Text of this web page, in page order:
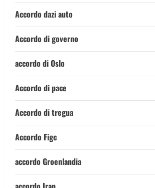
Accordo dazi auto
Accordo di governo
accordo di Oslo
Accordo di pace
Accordo di tregua
Accordo Figc
accordo Groenlandia